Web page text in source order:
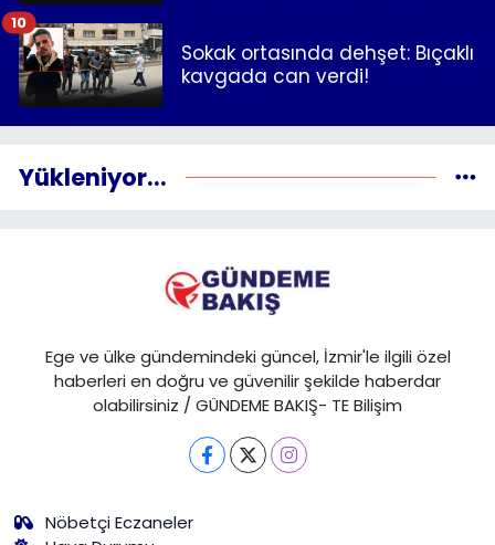
Sokak ortasında dehşet: Bıçaklı
kavgada can verdi!
10
Yükleniyor...
Ege ve ülke gündemindeki güncel, İzmir'le ilgili özel
haberleri en doğru ve güvenilir şekilde haberdar
olabilirsiniz / GÜNDEME BAKIŞ- TE Bilişim
Nöbetçi Eczaneler